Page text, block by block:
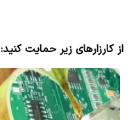
از کارزارهای زیر حمایت کنید: